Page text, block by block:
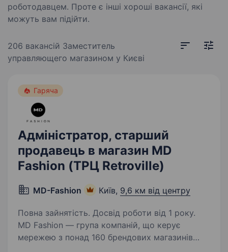
роботодавцем. Проте є інші хороші вакансії, які
можуть вам підійти.
206 вакансій Заместитель
управляющего магазином у Києві
Гаряча
Адміністратор, старший
продавець в магазин MD
Fashion (ТРЦ Retroville)
MD-Fashion Київ, 9,6 км від центру
Повна зайнятість. Досвід роботи від 1 року.
MD Fashion — група компаній, що керує
мережею з понад 160 брендових магазинів